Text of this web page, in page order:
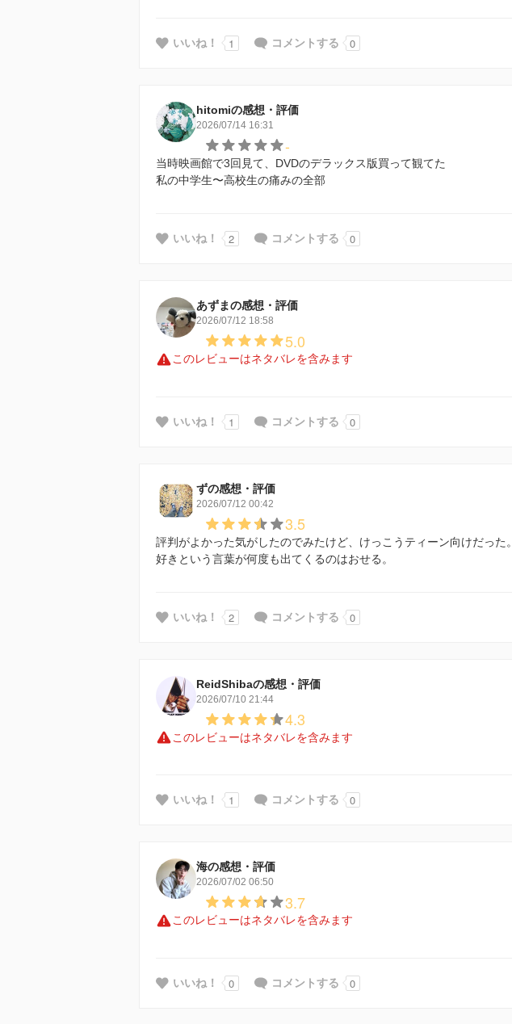
いいね！ 1 コメントする 0
hitomiの感想・評価
2026/07/14 16:31
-
当時映画館で3回見て、DVDのデラックス版買って観てた
私の中学生〜高校生の痛みの全部
いいね！ 2 コメントする 0
あずまの感想・評価
2026/07/12 18:58
5.0
このレビューはネタバレを含みます
いいね！ 1 コメントする 0
ずの感想・評価
2026/07/12 00:42
3.5
評判がよかった気がしたのでみたけど、けっこうティーン向けだった。
好きという言葉が何度も出てくるのはおせる。
いいね！ 2 コメントする 0
ReidShibaの感想・評価
2026/07/10 21:44
4.3
このレビューはネタバレを含みます
いいね！ 1 コメントする 0
海の感想・評価
2026/07/02 06:50
3.7
このレビューはネタバレを含みます
いいね！ 0 コメントする 0